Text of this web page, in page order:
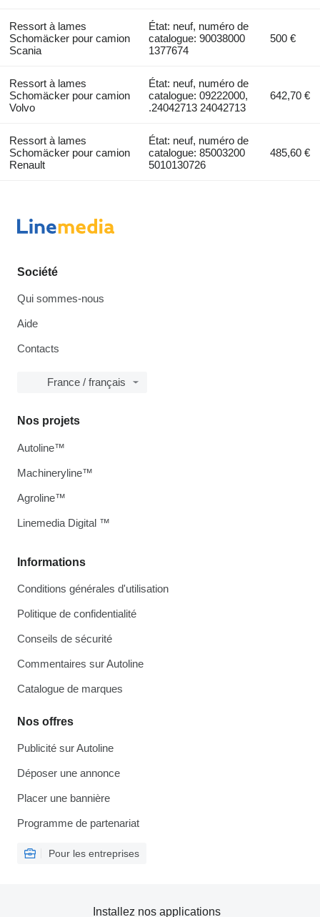
Ressort à lames
Schomäcker pour camion
Scania
État: neuf, numéro de
catalogue: 90038000
1377674
500 €
Ressort à lames
Schomäcker pour camion
Volvo
État: neuf, numéro de
catalogue: 09222000,
.24042713 24042713
642,70 €
Ressort à lames
Schomäcker pour camion
Renault
État: neuf, numéro de
catalogue: 85003200
5010130726
485,60 €
Société
Qui sommes-nous
Aide
Contacts
France / français
Informations
Conditions générales d'utilisation
Politique de confidentialité
Conseils de sécurité
Commentaires sur Autoline
Catalogue de marques
Nos offres
Publicité sur Autoline
Déposer une annonce
Placer une bannière
Programme de partenariat
Pour les entreprises
Nos projets
Autoline™
Machineryline™
Agroline™
Linemedia Digital ™
Installez nos applications